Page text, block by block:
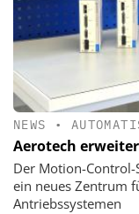
NEWS •
Aerotech
Der Motion-
ein neues Zentrum
Antriebssystemen